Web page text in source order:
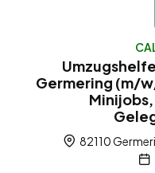
Germering (m/
82110